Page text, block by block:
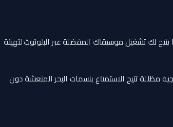
لك تشغيل موسيقاك المفضلة عبر البلوتوث لتهيئة
مظللة تتيح الاستمتاع بنسمات البحر المنعشة دون